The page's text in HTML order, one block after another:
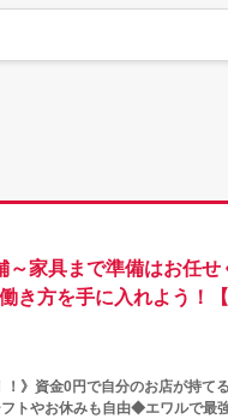
家具まで準備はお任
方を手に入れよう！
！》資金0円で自分のお店が持
トやお休みも自由◆エワルで最